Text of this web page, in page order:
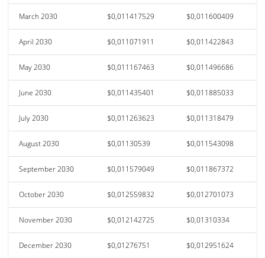
March 2030 $0,011417529 $0,011600409
April 2030 $0,011071911 $0,011422843
May 2030 $0,011167463 $0,011496686
June 2030 $0,011435401 $0,011885033
July 2030 $0,011263623 $0,011318479
August 2030 $0,01130539 $0,011543098
September 2030 $0,011579049 $0,011867372
October 2030 $0,012559832 $0,012701073
November 2030 $0,012142725 $0,01310334
December 2030 $0,01276751 $0,012951624